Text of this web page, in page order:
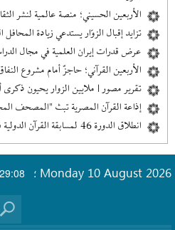
الأربعين الحسيني؛ منصة عالمية لنشر
تزايد إقبال الزوّار يستدعي زيادة المحافل
عرض قدرات إيران العلمية في مجال
الأربعين القرآني؛ حاجزٌ أمام مشروع
تقرير مصور | ملايين الزوار يحيون ذكرى
إذاعة القرآن المصرية تبث "المصحف
انطلاق الدورة 46 لمسابقة القرآن الدولية في مكة
Monday 10 August 2026 ؛